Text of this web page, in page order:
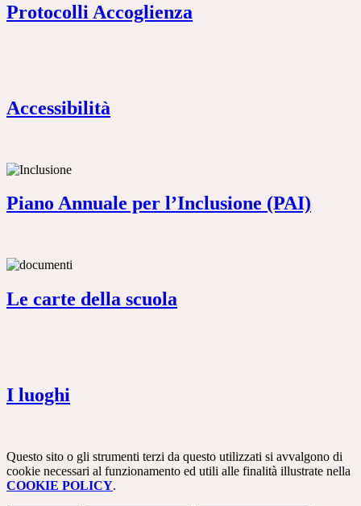
Protocolli Accoglienza
Accessibilità
Piano Annuale per l’Inclusione (PAI)
Le carte della scuola
I luoghi
Questo sito o gli strumenti terzi da questo utilizzati si avvalgono di
cookie necessari al funzionamento ed utili alle finalità illustrate nella
COOKIE POLICY.